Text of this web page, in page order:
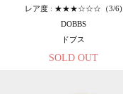
レア度 : ★★★☆☆☆（3/6)
DOBBS
ドブス
SOLD OUT